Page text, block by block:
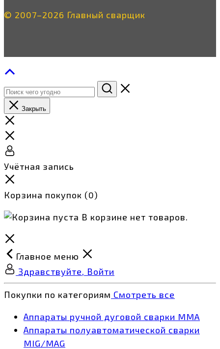
© 2007–2026 Главный сварщик
Закрыть
Учётная запись
Корзина покупок (0)
В корзине нет товаров.
Главное меню
Здравствуйте, Войти
Покупки по категориям Смотреть все
Аппараты ручной дуговой сварки MMA
Аппараты полуавтоматической сварки
MIG/MAG